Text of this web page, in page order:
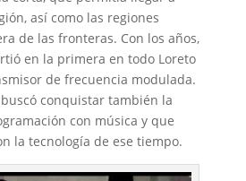
así como las regiones
de las fronteras. Con los años,
en la primera en todo Loreto
de frecuencia modulada.
conquistar también la
con música y que
la tecnología de ese tiempo.